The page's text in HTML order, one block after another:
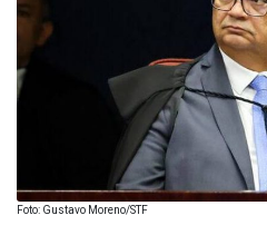
Foto: Gustavo Moreno/STF